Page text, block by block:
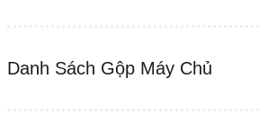
Danh Sách Gộp Máy Chủ